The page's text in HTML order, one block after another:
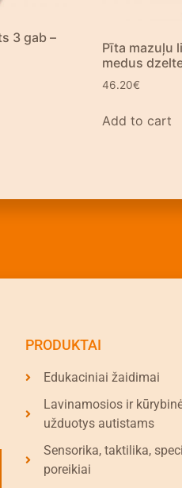
3 gab –
Pīta mazuļu
medus
46.20€
Add to cart
PRODUKTAI
Edukaciniai žaidimai
Lavinamosios ir
užduotys autistams
Sensorika, taktilika,
poreikiai